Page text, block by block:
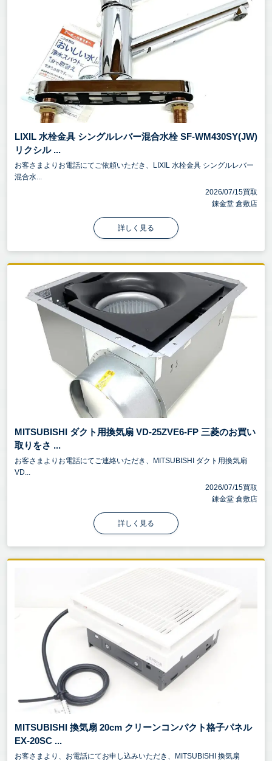
LIXIL 水栓金具 シングルレバー混合水栓 SF-WM430SY(JW)
リクシル ...
お客さまよりお電話にてご依頼いただき、LIXIL 水栓金具 シングルレバー
混合水...
2026/07/15買取
錬金堂 倉敷店
詳しく見る
MITSUBISHI ダクト用換気扇 VD-25ZVE6-FP 三菱のお買い
取りをさ ...
お客さまよりお電話にてご連絡いただき、MITSUBISHI ダクト用換気扇
VD...
2026/07/15買取
錬金堂 倉敷店
詳しく見る
MITSUBISHI 換気扇 20cm クリーンコンパクト格子パネル
EX-20SC ...
お客さまより、お電話にてお申し込みいただき、MITSUBISHI 換気扇